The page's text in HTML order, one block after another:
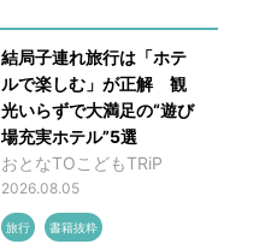
結局子連れ旅行は「ホテ
ルで楽しむ」が正解 観
光いらずで大満足の“遊び
場充実ホテル”5選
おとなTOこどもTRiP
2026.08.05
旅行 書籍抜粋